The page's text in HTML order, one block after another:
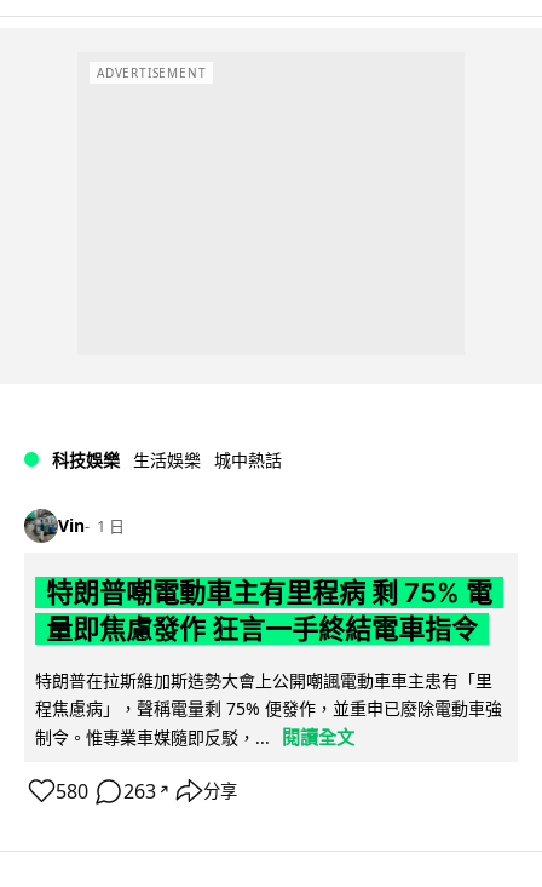
ADVERTISEMENT
科技娛樂 生活娛樂 城中熱話
Vin 1 日
特朗普嘲電動車主有里程病 剩 75% 電
量即焦慮發作 狂言一手終結電車指令
特朗普在拉斯維加斯造勢大會上公開嘲諷電動車車主患有「里
程焦慮病」，聲稱電量剩 75% 便發作，並重申已廢除電動車強
制令。惟專業車媒隨即反駁，...
閱讀全文
580 263 ↗ 分享